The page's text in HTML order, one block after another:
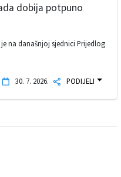
dobija potpuno
na današnjoj sjednici Prijedlog
30. 7. 2026. PODIJELI